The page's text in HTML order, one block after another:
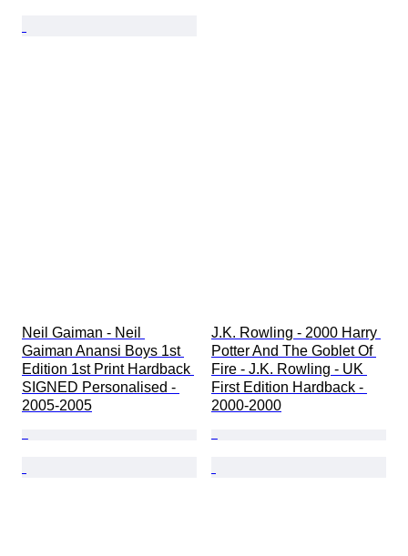
Neil Gaiman - Neil
Gaiman Anansi Boys 1st
Edition 1st Print Hardback
SIGNED Personalised -
2005-2005
J.K. Rowling - 2000 Harry
Potter And The Goblet Of
Fire - J.K. Rowling - UK
First Edition Hardback -
2000-2000